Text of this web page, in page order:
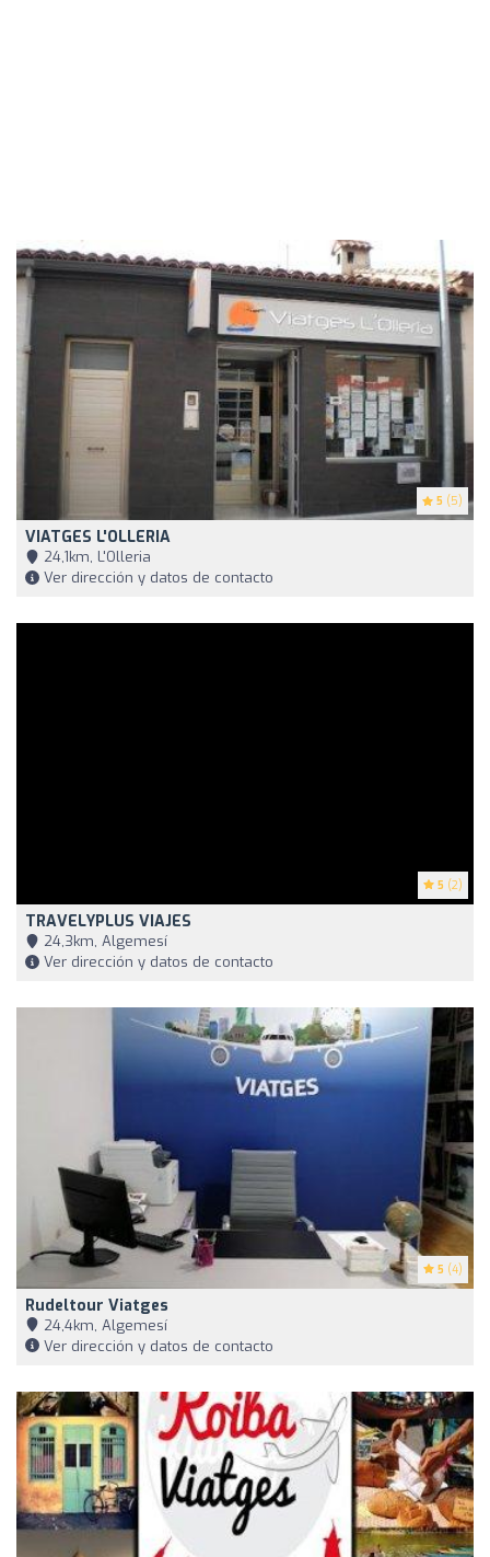
5 (5)
VIATGES L'OLLERIA
24,1km, L'Olleria
Ver dirección y datos de contacto
5 (2)
TRAVELYPLUS VIAJES
24,3km, Algemesí
Ver dirección y datos de contacto
5 (4)
Rudeltour Viatges
24,4km, Algemesí
Ver dirección y datos de contacto